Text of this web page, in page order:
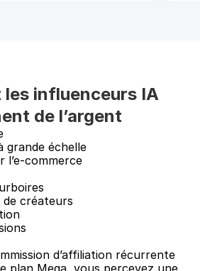
les influenceurs IA
de l’argent
grande échelle
l’e-commerce
créateurs
d’affiliation récurrente
plan Mega, vous percevez une